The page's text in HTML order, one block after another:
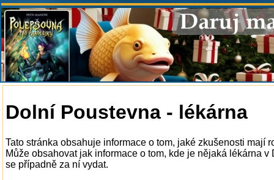
Dolní Poustevna - lékárna
Tato stránka obsahuje informace o tom, jaké zkušenosti mají
Může obsahovat jak informace o tom, kde je nějaká lékárna
se případně za ní vydat.